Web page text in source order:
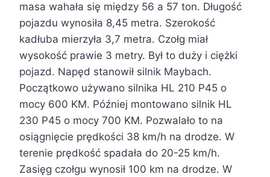
masa wahała się między 56 a 57 ton. Długość
pojazdu wynosiła 8,45 metra. Szerokość
kadłuba mierzyła 3,7 metra. Czołg miał
wysokość prawie 3 metry. Był to duży i ciężki
pojazd. Napęd stanowił silnik Maybach.
Początkowo używano silnika HL 210 P45 o
mocy 600 KM. Później montowano silnik HL
230 P45 o mocy 700 KM. Pozwalało to na
osiągnięcie prędkości 38 km/h na drodze. W
terenie prędkość spadała do 20-25 km/h.
Zasięg czołgu wynosił 100 km na drodze. W